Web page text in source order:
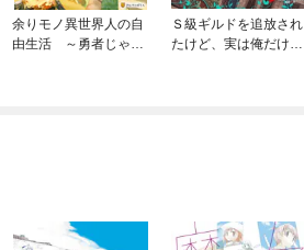
余りモノ異世界人の自
由生活 ～勇者じゃな
Ｓ級ギルドを追放され
たけど、実は俺だけド